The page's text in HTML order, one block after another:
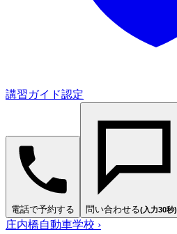
講習ガイド認定
電話で予約する 問い合わせる(入力30秒)
庄内橋自動車学校 ›